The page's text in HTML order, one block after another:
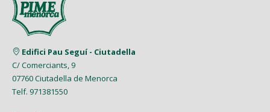
Febrero (6)
Enero (7)
Marzo (9)
Febrero (4)
Abril (6)
Febrero (7)
Enero (1)
Mayo (5)
Abril (8)
Marzo (5)
Febrero (1)
Enero (2)
Julio (2)
Junio (8)
Mayo (7)
Abril (4)
Edifici Pau Seguí - Ciutadella
C/ Comerciants, 9
07760 Ciutadella de Menorca
Telf. 971381550